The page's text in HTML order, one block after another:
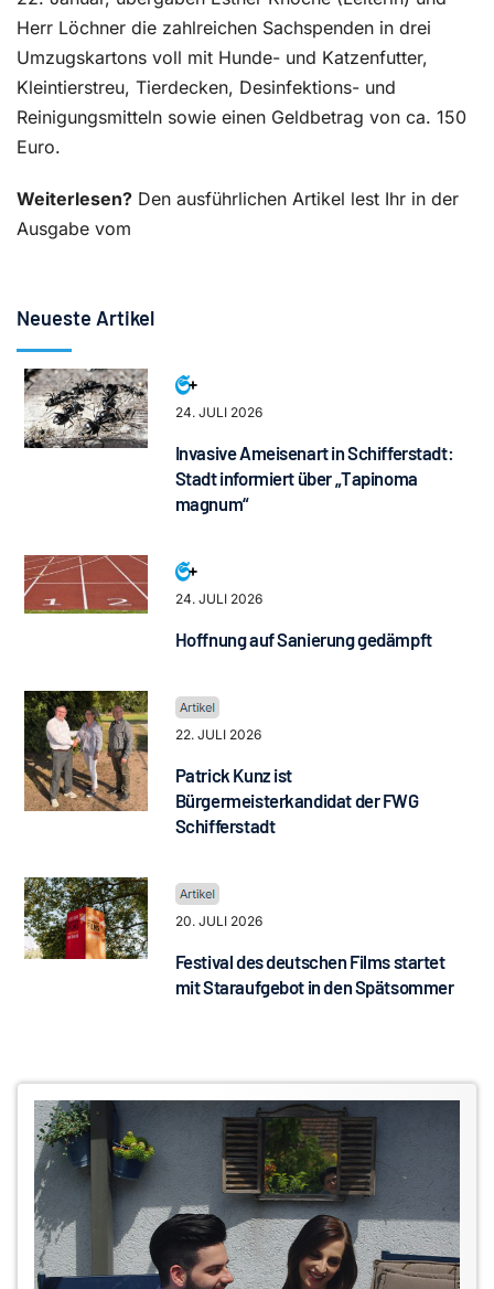
Herr Löchner die zahlreichen Sachspenden in drei
Umzugskartons voll mit Hunde- und Katzenfutter,
Kleintierstreu, Tierdecken, Desinfektions- und
Reinigungsmitteln sowie einen Geldbetrag von ca. 150
Euro.
Weiterlesen? Den ausführlichen Artikel lest Ihr in der
Ausgabe vom
Neueste Artikel
24. JULI 2026
Invasive Ameisenart in Schifferstadt:
Stadt informiert über „Tapinoma
magnum“
24. JULI 2026
Hoffnung auf Sanierung gedämpft
22. JULI 2026
Patrick Kunz ist
Bürgermeisterkandidat der FWG
Schifferstadt
20. JULI 2026
Festival des deutschen Films startet
mit Staraufgebot in den Spätsommer